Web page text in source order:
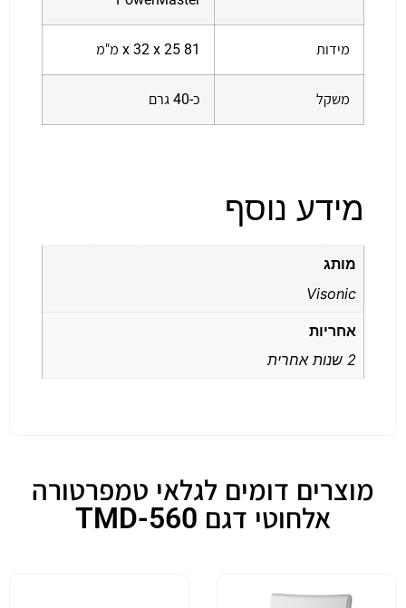
מידות 81 x 32 x 25 מ"מ
משקל כ-40 גרם
מידע נוסף
מותג
Visonic
אחריות
2 שנות אחרית
מוצרים דומים לגלאי טמפרטורה
אלחוטי דגם TMD-560